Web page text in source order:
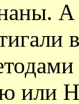
или